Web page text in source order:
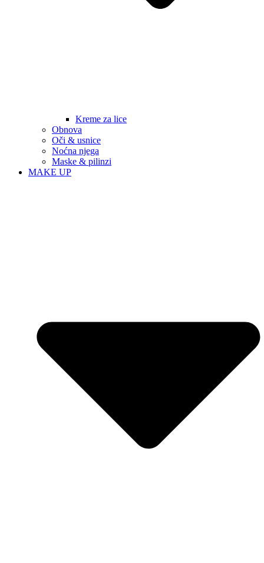
Kreme za lice
Obnova
Oči & usnice
Noćna njega
Maske & pilinzi
MAKE UP